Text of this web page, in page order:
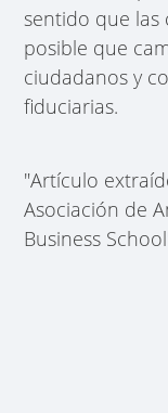
sentido que las
posible que
ciudadanos y
fiduciarias.
"Artículo
Asociación de
Business